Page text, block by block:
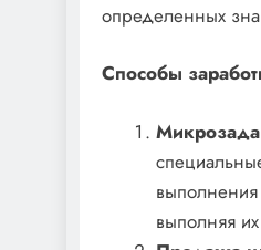
определенных
Способы
выполнения
выполняя